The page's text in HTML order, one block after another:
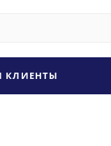
КЛИЕНТЫ